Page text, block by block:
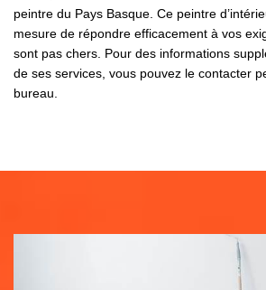
peintre du Pays Basque. Ce peintre
mesure de répondre efficacement à vos
sont pas chers. Pour des informations
de ses services, vous pouvez le contacter
bureau.